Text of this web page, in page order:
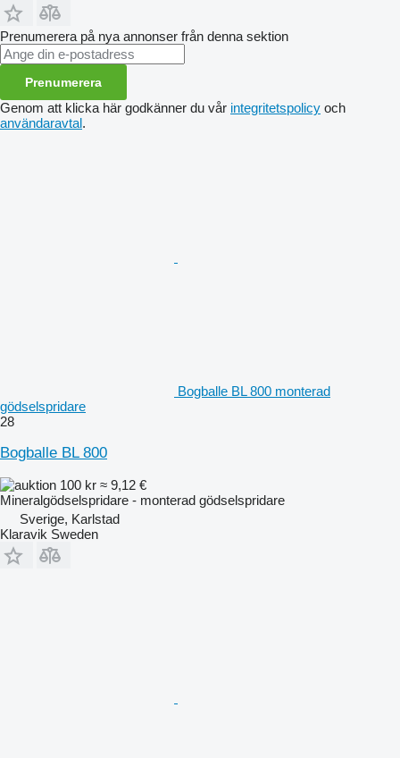
Prenumerera på nya annonser från denna sektion
Prenumerera
Genom att klicka här godkänner du vår integritetspolicy och
användaravtal.
Bogballe BL 800 monterad
gödselspridare
28
Bogballe BL 800
100 kr ≈ 9,12 €
Mineralgödselspridare - monterad gödselspridare
Sverige, Karlstad
Klaravik Sweden